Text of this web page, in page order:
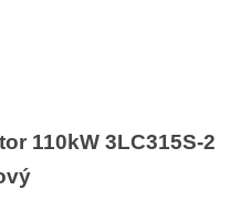
110kW 3LC315S-2